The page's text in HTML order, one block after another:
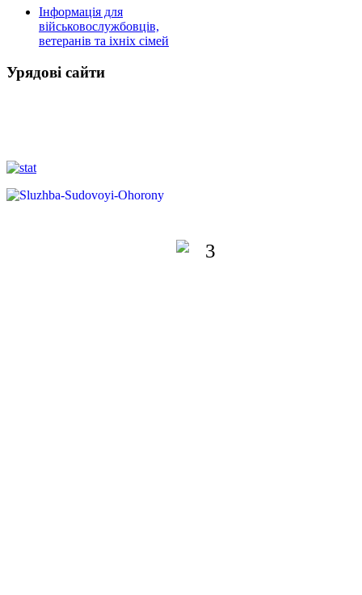
Інформація для
військовослужбовців,
ветеранів та іхніх сімей
Урядові сайти